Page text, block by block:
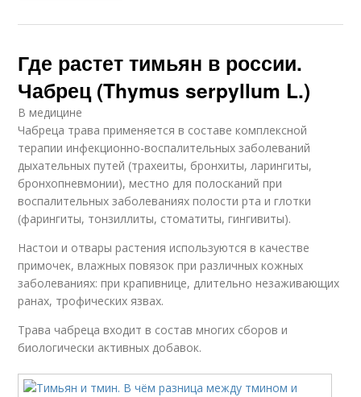
Где растет тимьян в россии.
Чабрец (Thymus serpyllum L.)
В медицине
Чабреца трава применяется в составе комплексной
терапии инфекционно-воспалительных заболеваний
дыхательных путей (трахеиты, бронхиты, ларингиты,
бронхопневмонии), местно для полосканий при
воспалительных заболеваниях полости рта и глотки
(фарингиты, тонзиллиты, стоматиты, гингивиты).
Настои и отвары растения используются в качестве
примочек, влажных повязок при различных кожных
заболеваниях: при крапивнице, длительно незаживающих
ранах, трофических язвах.
Трава чабреца входит в состав многих сборов и
биологически активных добавок.